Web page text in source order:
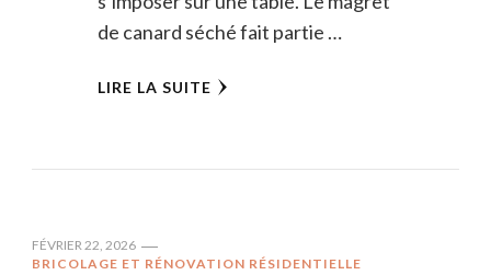
de canard séché fait partie …
LIRE LA SUITE
FÉVRIER 22, 2026
BRICOLAGE ET RÉNOVATION RÉSIDENTIELLE